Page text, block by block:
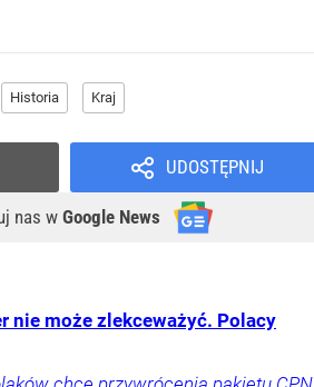
Historia Kraj
UDOSTĘPNIJ
nas w Google News
nie może zlekceważyć. Polacy